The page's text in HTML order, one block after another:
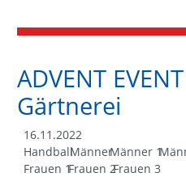
ADVENT
Gärtnerei
16.11.2022
HandballMännerMänner 1
Frauen 1Frauen 2Frauen 3